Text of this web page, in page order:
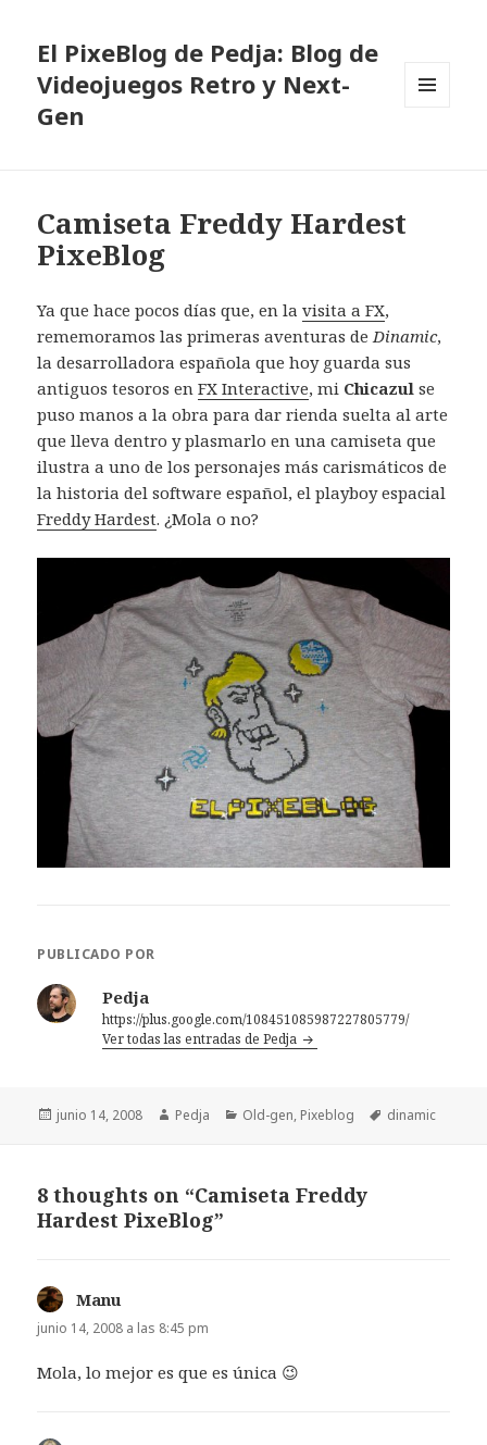
El PixeBlog de Pedja: Blog de
Videojuegos Retro y Next-
Gen
Camiseta Freddy Hardest
PixeBlog
Ya que hace pocos días que, en lavisita a FX,
rememoramos las primeras aventuras deDinamic,
la desarrolladora española que hoy guarda sus
antiguos tesoros enFX Interactive, mi Chicazul se
puso manos a la obra para dar rienda suelta al arte
que lleva dentro y plasmarlo en una camiseta que
ilustra a uno de los personajes más carismáticos de
la historia del software español, el playboy espacial
Freddy Hardest. ¿Mola o no?
PUBLICADO POR
Pedja
https://plus.google.com/108451085987227805779/
Ver todas las entradas de Pedja
Publicado
junio 14, 2008 Autor
Pedja Categorías
Old-gen, Pixeblog Etiquetas
dinamic
8 thoughts on “Camiseta Freddy
Hardest PixeBlog”
Manu
junio 14, 2008 a las 8:45 pm
Mola, lo mejor es que es única 😉